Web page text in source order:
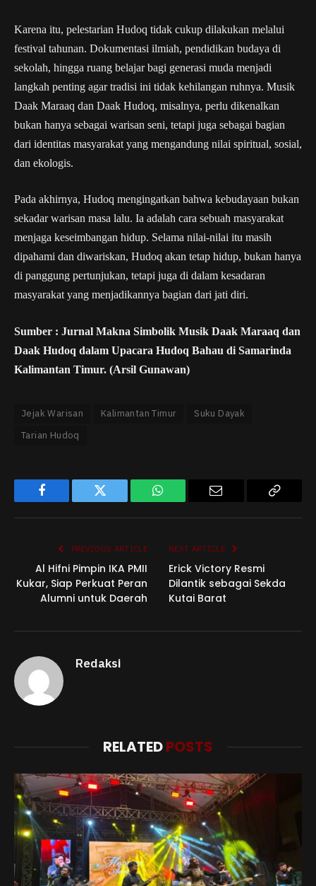
Karena itu, pelestarian Hudoq tidak cukup dilakukan melalui
festival tahunan. Dokumentasi ilmiah, pendidikan budaya di
sekolah, hingga ruang belajar bagi generasi muda menjadi
langkah penting agar tradisi ini tidak kehilangan ruhnya. Musik
Daak Maraaq dan Daak Hudoq, misalnya, perlu dikenalkan
bukan hanya sebagai warisan seni, tetapi juga sebagai bagian
dari identitas masyarakat yang mengandung nilai spiritual, sosial,
dan ekologis.
Pada akhirnya, Hudoq mengingatkan bahwa kebudayaan bukan
sekadar warisan masa lalu. Ia adalah cara sebuah masyarakat
menjaga keseimbangan hidup. Selama nilai-nilai itu masih
dipahami dan diwariskan, Hudoq akan tetap hidup, bukan hanya
di panggung pertunjukan, tetapi juga di dalam kesadaran
masyarakat yang menjadikannya bagian dari jati diri.
Sumber : Jurnal Makna Simbolik Musik Daak Maraaq dan
Daak Hudoq dalam Upacara Hudoq Bahau di Samarinda
Kalimantan Timur. (Arsil Gunawan)
Jejak Warisan Kalimantan Timur
Suku Dayak
Tarian Hudoq
Facebook Twitter WhatsApp
PREVIOUS ARTICLE
Al Hifni Pimpin IKA PMII
Kukar, Siap Perkuat Peran
Alumni untuk Daerah
NEXT ARTICLE
Erick Victory Resmi
Dilantik sebagai Sekda
Kutai Barat
Redaksi
RELATEDPOSTS